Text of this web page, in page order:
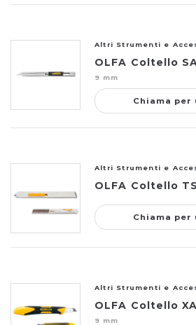
Altri Strumenti e
OLFA Coltello
9 mm
Chiama per
Altri Strumenti e
OLFA Coltello
Chiama per
Altri Strumenti e
OLFA Coltello
9 mm